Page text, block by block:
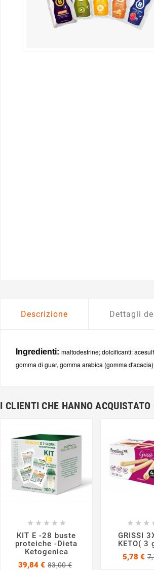
Descrizione Dettagli
Ingredienti:maltodestrine; dolcificanti:
gomma di guar, gomma arabica (gomma
I CLIENTI CHE HANNO
    
KIT E -28 buste
proteiche -Dieta
Ketogenica
39,84 € 83,00 €
  
GRISSI
KETO( 3
5,78 €